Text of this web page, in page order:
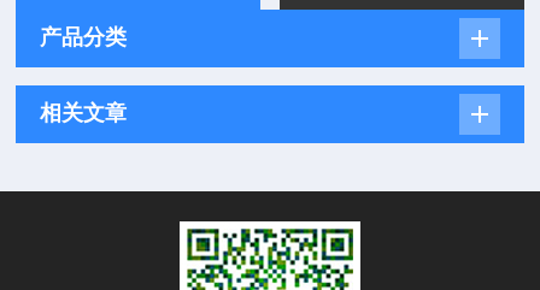
产品分类
相关文章